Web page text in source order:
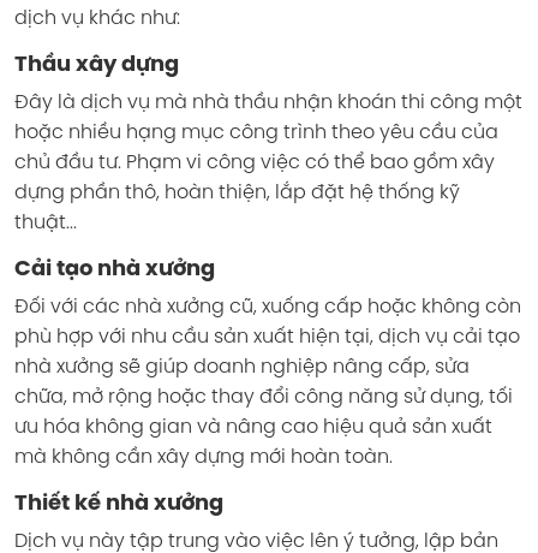
dịch vụ khác như:
Thầu xây dựng
Đây là dịch vụ mà nhà thầu nhận khoán thi công một
hoặc nhiều hạng mục công trình theo yêu cầu của
chủ đầu tư. Phạm vi công việc có thể bao gồm xây
dựng phần thô, hoàn thiện, lắp đặt hệ thống kỹ
thuật...
Cải tạo nhà xưởng
Đối với các nhà xưởng cũ, xuống cấp hoặc không còn
phù hợp với nhu cầu sản xuất hiện tại, dịch vụ cải tạo
nhà xưởng sẽ giúp doanh nghiệp nâng cấp, sửa
chữa, mở rộng hoặc thay đổi công năng sử dụng, tối
ưu hóa không gian và nâng cao hiệu quả sản xuất
mà không cần xây dựng mới hoàn toàn.
Thiết kế nhà xưởng
Dịch vụ này tập trung vào việc lên ý tưởng, lập bản